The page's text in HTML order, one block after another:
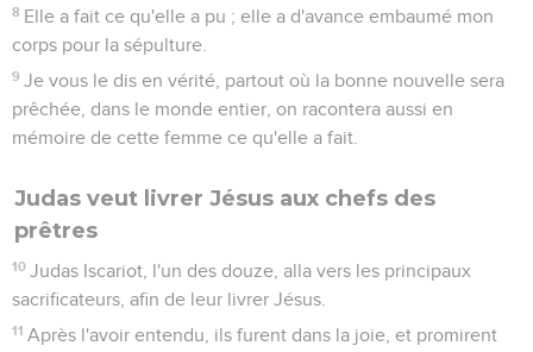
8 Elle a fait ce qu'elle a pu ; elle a d'avance embaumé mon
corps pour la sépulture.
9 Je vous le dis en vérité, partout où la bonne nouvelle sera
prêchée, dans le monde entier, on racontera aussi en
mémoire de cette femme ce qu'elle a fait.
Judas veut livrer Jésus aux chefs des
prêtres
10 Judas Iscariot, l'un des douze, alla vers les principaux
sacrificateurs, afin de leur livrer Jésus.
11 Après l'avoir entendu, ils furent dans la joie, et promirent